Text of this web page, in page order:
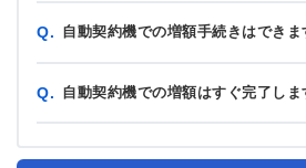
Q. 自動契約機での増額手続きはできま
Q. 自動契約機での増額はすぐ完了しま